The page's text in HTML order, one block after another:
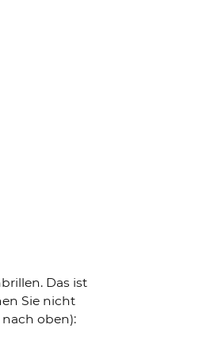
Das ist
Sie nicht
oben):